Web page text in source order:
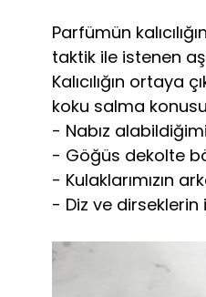
Parfümün
taktik ile istenen
Kalıcılığın ortaya
koku salma
- Nabız
- Göğüs dekolte
- Kulaklarımızın
- Diz ve dirseklerin